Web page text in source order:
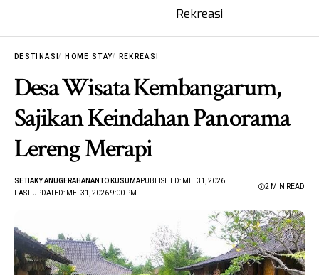
Rekreasi
DESTINASI HOME STAY REKREASI
Desa Wisata Kembangarum,
Sajikan Keindahan Panorama
Lereng Merapi
LAST UPDATED: MEI 31, 2026 9:00 PM
SETIAKY ANUGERAHANANTO KUSUMAPUBLISHED: MEI 31, 2026
2 MIN READ